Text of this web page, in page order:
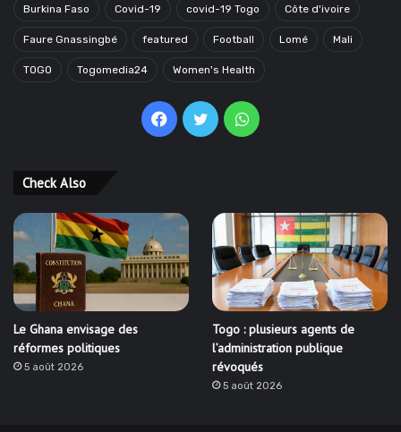
Burkina Faso Covid-19 covid-19 Togo Côte d'ivoire
Faure Gnassingbé featured Football Lomé Mali
TOGO Togomedia24 Women's Health
Facebook
TwitterWhatsApp
Check Also
Le Ghana envisage des
réformes politiques
5 août 2026
Togo : plusieurs agents de
l’administration publique
révoqués
5 août 2026